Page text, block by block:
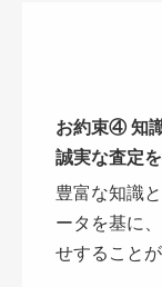
お約束④ 知
誠実な査定を
豊富な知識
ータを基に
せすることが